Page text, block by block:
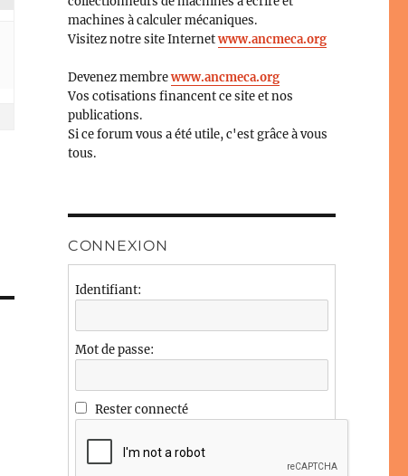
machines à calculer mécaniques.
Visitez notre site Internetwww.ancmeca.org
Devenez membrewww.ancmeca.org
Vos cotisations financent ce site et nos
publications.
Si ce forum vous a été utile, c'est grâce à vous
tous.
CONNEXION
Identifiant:
Mot de passe:
Rester connecté